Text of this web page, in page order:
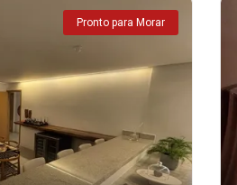
Pronto para Morar